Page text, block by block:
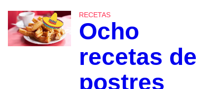
RECETAS
Ocho
recetas de
postres